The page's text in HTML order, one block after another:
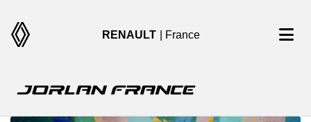
RENAULT | France